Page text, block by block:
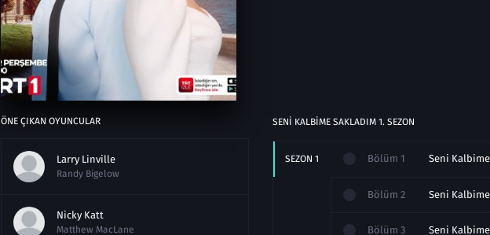
ÖNE ÇIKAN OYUNCULAR
Larry Linville
Randy Bigelow
Nicky Katt
Matthew MacLane
SENI KALBIME SAKLADIM 1. SEZON
SEZON 1 Bölüm 1
Bölüm 2
Bölüm 3